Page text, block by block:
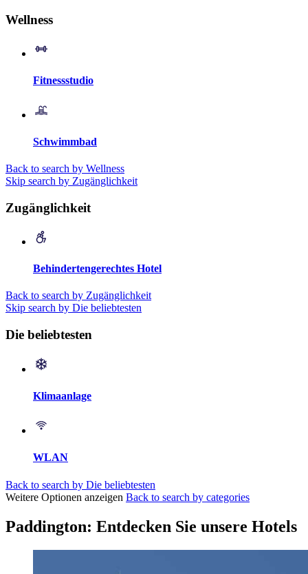
Wellness
Fitnessstudio
Schwimmbad
Back to search by Wellness
Skip search by Zugänglichkeit
Zugänglichkeit
Behindertengerechtes Hotel
Back to search by Zugänglichkeit
Skip search by Die beliebtesten
Die beliebtesten
Klimaanlage
WLAN
Back to search by Die beliebtesten
Weitere Optionen anzeigen Back to search by categories
Paddington: Entdecken Sie unsere Hotels